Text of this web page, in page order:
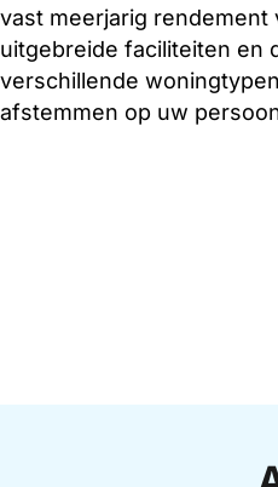
vast meerjarig
uitgebreide faciliteiten en
verschillende
afstemmen op uw